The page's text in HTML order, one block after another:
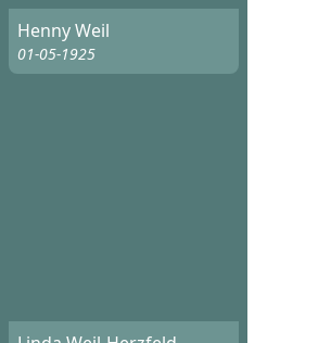
Henny Weil
01-05-1925